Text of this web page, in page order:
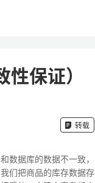
保证）
转载
数据库的数据不一致，
们把商品的库存数据存